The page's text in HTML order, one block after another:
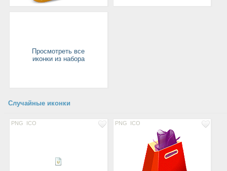
Просмотреть все
иконки из набора
Случайные иконки
PNG ICO PNG ICO